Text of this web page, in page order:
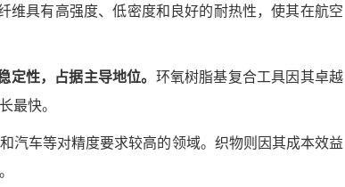
维具有高强度、低密度和良好的耐热性，使其在航空
性，占据主导地位。 环氧树脂基复合工具因其卓越
最快。
汽车等对精度要求较高的领域。织物则因其成本效益